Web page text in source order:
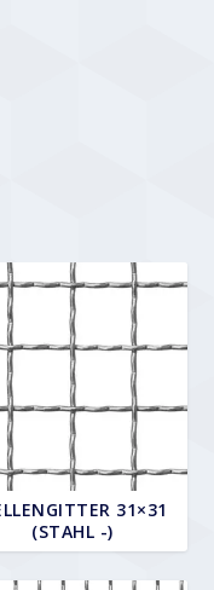
31×31
(STAHL -)